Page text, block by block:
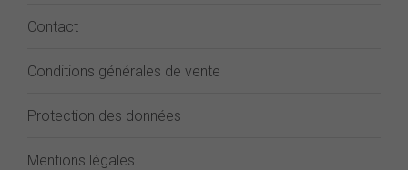
Contact
Conditions générales de vente
Protection des données
Mentions légales